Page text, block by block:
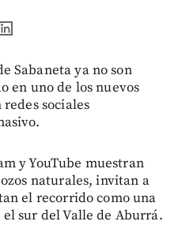
Sabaneta ya no son
en uno de los nuevos
sociales
y YouTube muestran
naturales, invitan a
el recorrido como una
sur del Valle de Aburrá.